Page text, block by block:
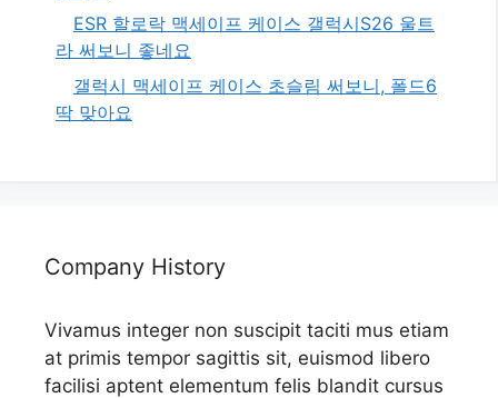
ESR 할로락 맥세이프 케이스 갤럭시S26 울트
라 써보니 좋네요
갤럭시 맥세이프 케이스 초슬림 써보니, 폴드6
딱 맞아요
Company History
Vivamus integer non suscipit taciti mus etiam
at primis tempor sagittis sit, euismod libero
facilisi aptent elementum felis blandit cursus